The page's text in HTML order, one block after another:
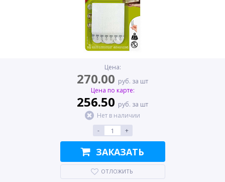
Цена:
270.00 руб. за шт
Цена по карте:
256.50 руб. за шт
Нет в наличии
-
+
ЗАКАЗАТЬ
ОТЛОЖИТЬ